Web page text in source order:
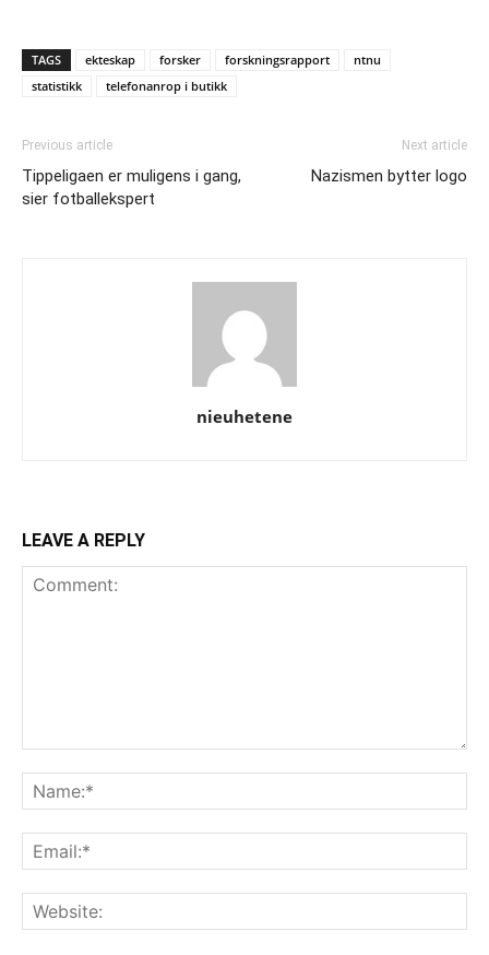
TAGS ekteskap forsker forskningsrapport
ntnu
statistikk
telefonanrop i butikk
Previous article
Tippeligaen er muligens i gang,
sier fotballekspert
Next article
Nazismen bytter logo
nieuhetene
LEAVE A REPLY